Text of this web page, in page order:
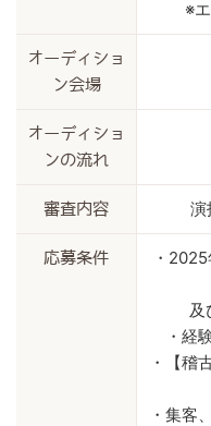
※
オーディショ
ン会場
オーディショ
ンの流れ
審査内容 演
応募条件
・
及
・経
・【稽
・集客